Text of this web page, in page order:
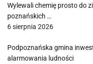
Wylewali chemię prosto do
poznańskich …
6 sierpnia 2026
Podpoznańska gmina
alarmowania ludności